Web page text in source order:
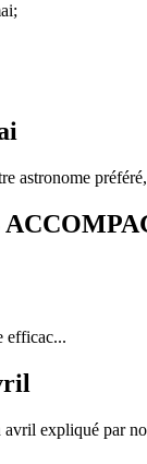
astronome
efficac...
expliqué par